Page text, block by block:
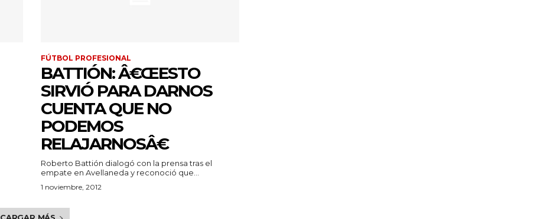
FÚTBOL PROFESIONAL
BATTIÓN: Â€ŒESTO
SIRVIÓ PARA DARNOS
CUENTA QUE NO
PODEMOS
RELAJARNOSÂ€
Roberto Battión dialogó con la prensa tras el
empate en Avellaneda y reconoció que...
1 noviembre, 2012